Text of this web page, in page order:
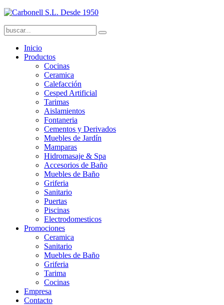
Inicio
Productos
Cocinas
Ceramica
Calefacción
Cesped Artificial
Tarimas
Aislamientos
Fontaneria
Cementos y Derivados
Muebles de Jardín
Mamparas
Hidromasaje & Spa
Accesorios de Baño
Muebles de Baño
Griferia
Sanitario
Puertas
Piscinas
Electrodomesticos
Promociones
Ceramica
Sanitario
Muebles de Baño
Griferia
Tarima
Cocinas
Empresa
Contacto